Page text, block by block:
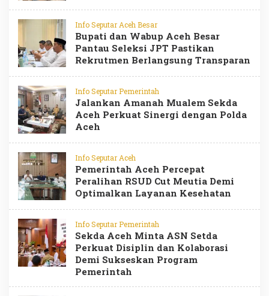
Info Seputar Aceh Besar
Bupati dan Wabup Aceh Besar
Pantau Seleksi JPT Pastikan
Rekrutmen Berlangsung Transparan
Info Seputar Pemerintah
Jalankan Amanah Mualem Sekda
Aceh Perkuat Sinergi dengan Polda
Aceh
Info Seputar Aceh
Pemerintah Aceh Percepat
Peralihan RSUD Cut Meutia Demi
Optimalkan Layanan Kesehatan
Info Seputar Pemerintah
Sekda Aceh Minta ASN Setda
Perkuat Disiplin dan Kolaborasi
Demi Sukseskan Program
Pemerintah